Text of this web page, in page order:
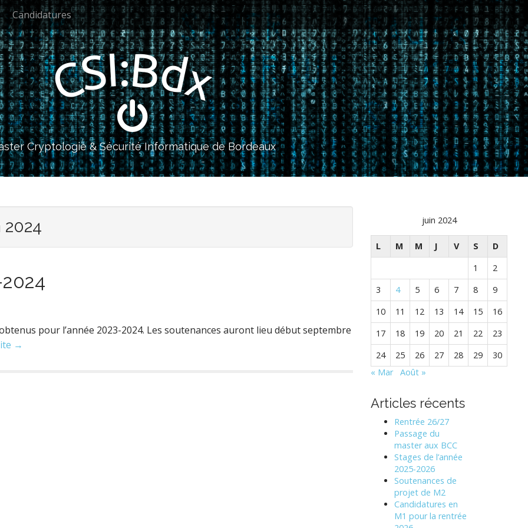
Candidatures
CSI:Bdx
Cryptologie & Sécurité Informatique de Bordeaux
pour l’année 2023-2024. Les soutenances auront lieu début septembre
→
juin 2024
L M M J V S
D
1
2
3
4 5 6 7 8
9
10
11 12 13 14 15
16
17
18 19 20 21 22
23
24
25 26 27 28 29
30
« Mar
Août »
Articles récents
Rentrée 26/27
Passage du
master aux BCC
Stages de l’année
2025-2026
Soutenances de
projet de M2
Candidatures en
M1 pour la rentrée